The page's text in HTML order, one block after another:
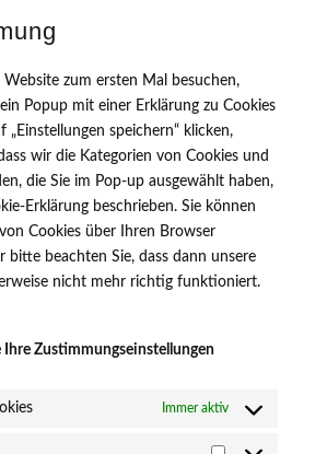
Website zum ersten Mal besuchen,
Popup mit einer Erklärung zu Cookies
„Einstellungen speichern“ klicken,
wir die Kategorien von Cookies und
die Sie im Pop-up ausgewählt haben,
Erklärung beschrieben. Sie können
Cookies über Ihren Browser
bitte beachten Sie, dass dann unsere
nicht mehr richtig funktioniert.
Ihre Zustimmungseinstellungen
Immer aktiv